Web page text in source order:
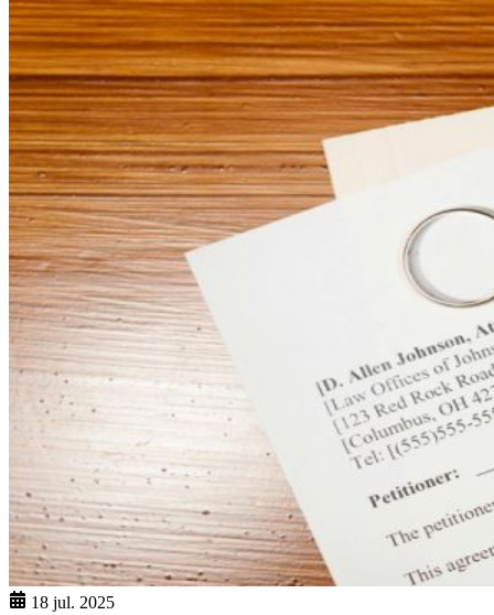
18 jul. 2025